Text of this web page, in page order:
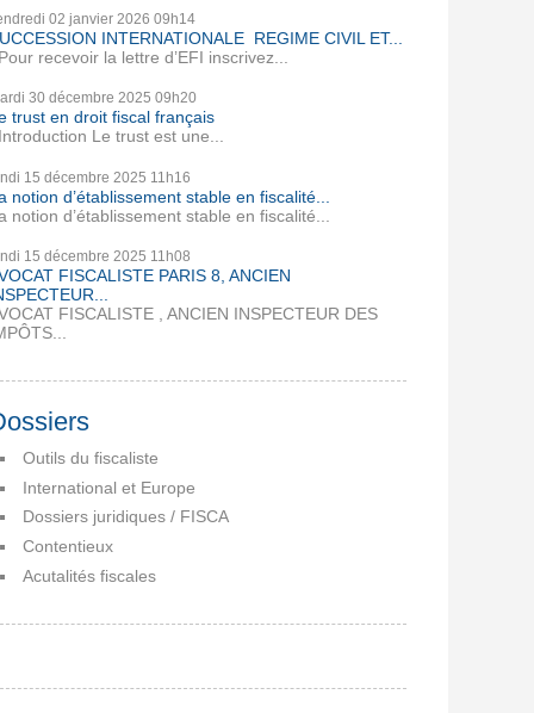
02 janvier 2026 09h14
INTERNATIONALE REGIME CIVIL ET...
recevoir la lettre d’EFI inscrivez...
30 décembre 2025 09h20
trust en droit fiscal français
Le trust est une...
15 décembre 2025 11h16
notion d’établissement stable en fiscalité...
notion d’établissement stable en fiscalité...
15 décembre 2025 11h08
FISCALISTE PARIS 8, ANCIEN
FISCALISTE , ANCIEN INSPECTEUR DES
Outils du fiscaliste
International et Europe
Dossiers juridiques / FISCA
Contentieux
Acutalités fiscales